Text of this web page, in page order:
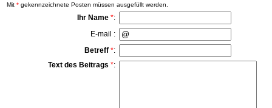
Mit * gekennzeichnete Posten müssen ausgefüllt werden.
Ihr Name *:
E-mail :
Betreff *:
Text des Beitrags *: